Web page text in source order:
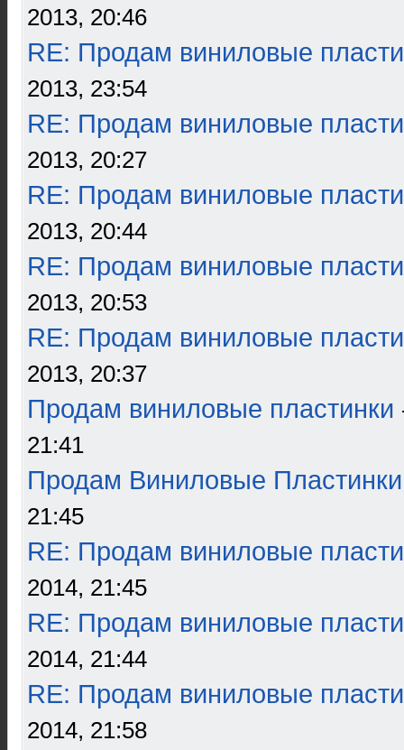
2013, 20:46
RE: Продам виниловые
2013, 23:54
RE: Продам виниловые
2013, 20:27
RE: Продам виниловые
2013, 20:44
RE: Продам виниловые
2013, 20:53
RE: Продам виниловые
2013, 20:37
Продам виниловые пластинки
21:41
Продам Виниловые Пластинки
21:45
RE: Продам виниловые
2014, 21:45
RE: Продам виниловые
2014, 21:44
RE: Продам виниловые
2014, 21:58